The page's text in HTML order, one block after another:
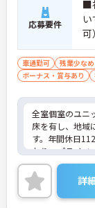
応募要件
■
可
車通勤可 残業少なめ
ボーナス・賞与あり
全室個室のユニ
床を有し、地域
す。年間休日
おり、プライベ
す。正社員とし
もあり、安定し
る方には、面接
話ししますので
詳